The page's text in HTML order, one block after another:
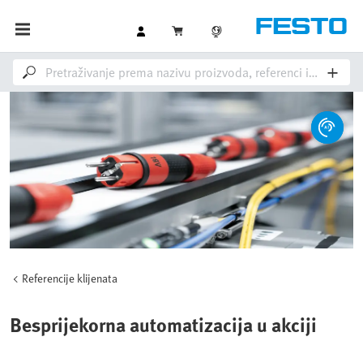
Referencije klijenata
Besprijekorna automatizacija u akciji